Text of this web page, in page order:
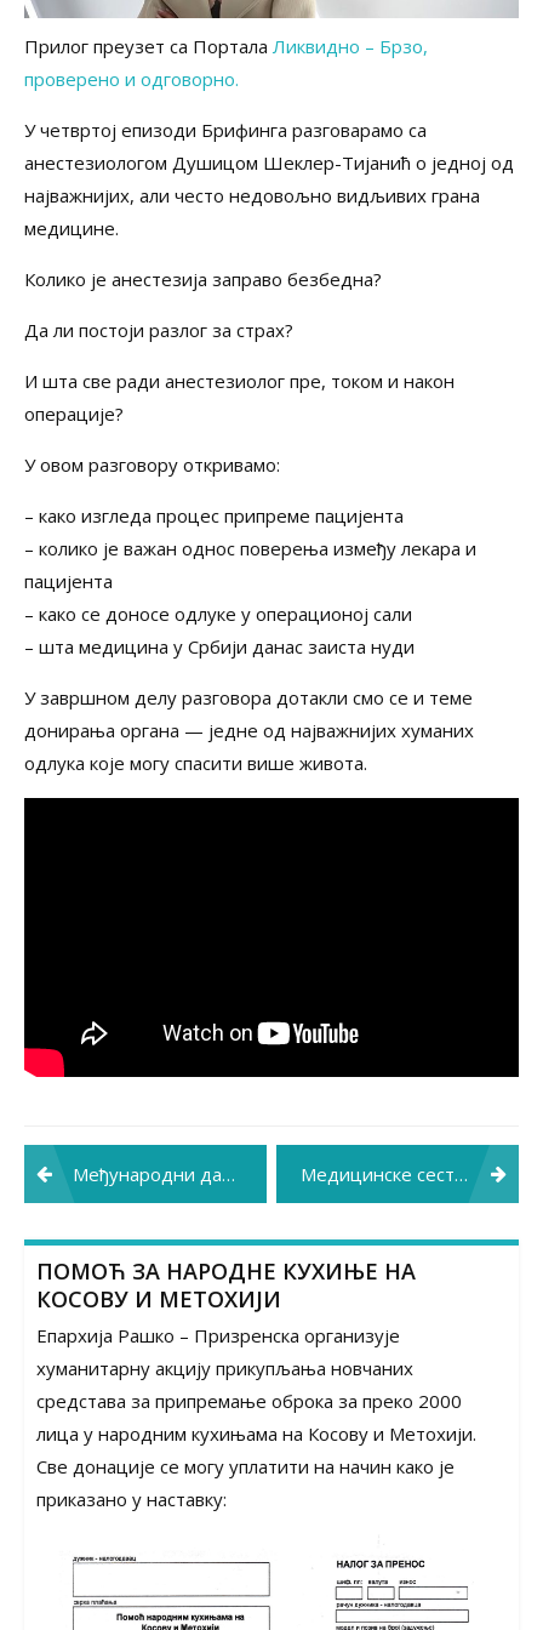
Прилог преузет са Портала Ликвидно – Брзо,
проверено и одговорно.
У четвртој епизоди Брифинга разговарамо са
анестезиологом Душицом Шеклер-Тијанић о једној од
најважнијих, али често недовољно видљивих грана
медицине.
Колико је анестезија заправо безбедна?
Да ли постоји разлог за страх?
И шта све ради анестезиолог пре, током и након
операције?
У овом разговору откривамо:
– како изгледа процес припреме пацијента
– колико је важан однос поверења између лекара и
пацијента
– како се доносе одлуке у операционој сали
– шта медицина у Србији данас заиста нуди
У завршном делу разговора дотакли смо се и теме
донирања органа — једне од најважнијих хуманих
одлука које могу спасити више живота.
Post
navigation
Међународни дан бабица у краљевачком Породилишту Медицинске сестре су мост између лекара и пацијента
ПОМОЋ ЗА НАРОДНЕ КУХИЊЕ НА
КОСОВУ И МЕТОХИЈИ
Епархија Рашко – Призренска организује
хуманитарну акцију прикупљања новчаних
средстава за припремање оброка за преко 2000
лица у народним кухињама на Косову и Метохији.
Све донације се могу уплатити на начин како је
приказано у наставку: